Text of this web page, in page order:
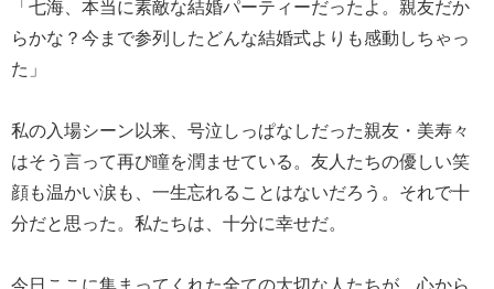
「七海、本当に素敵な結婚パーティーだったよ。親友だか
らかな？今まで参列したどんな結婚式よりも感動しちゃっ
た」
私の入場シーン以来、号泣しっぱなしだった親友・美寿々
はそう言って再び瞳を潤ませている。友人たちの優しい笑
顔も温かい涙も、一生忘れることはないだろう。それで十
分だと思った。私たちは、十分に幸せだ。